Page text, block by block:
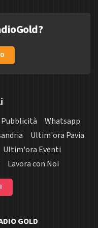
Pubblicità
Whatsapp
Ultim'ora Pavia
Ultim'ora Eventi
Lavora con Noi
GOLD